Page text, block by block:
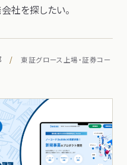
社を​探したい。
/
東証グロース上場・証券コー